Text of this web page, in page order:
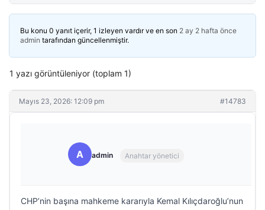
Bu konu 0 yanıt içerir, 1 izleyen vardır ve en son 2 ay 2 hafta önce
admin tarafından güncellenmiştir.
1 yazı görüntüleniyor (toplam 1)
Mayıs 23, 2026: 12:09 pm #14783
A admin Anahtar yönetici
CHP’nin başına mahkeme kararıyla Kemal Kılıçdaroğlu’nun